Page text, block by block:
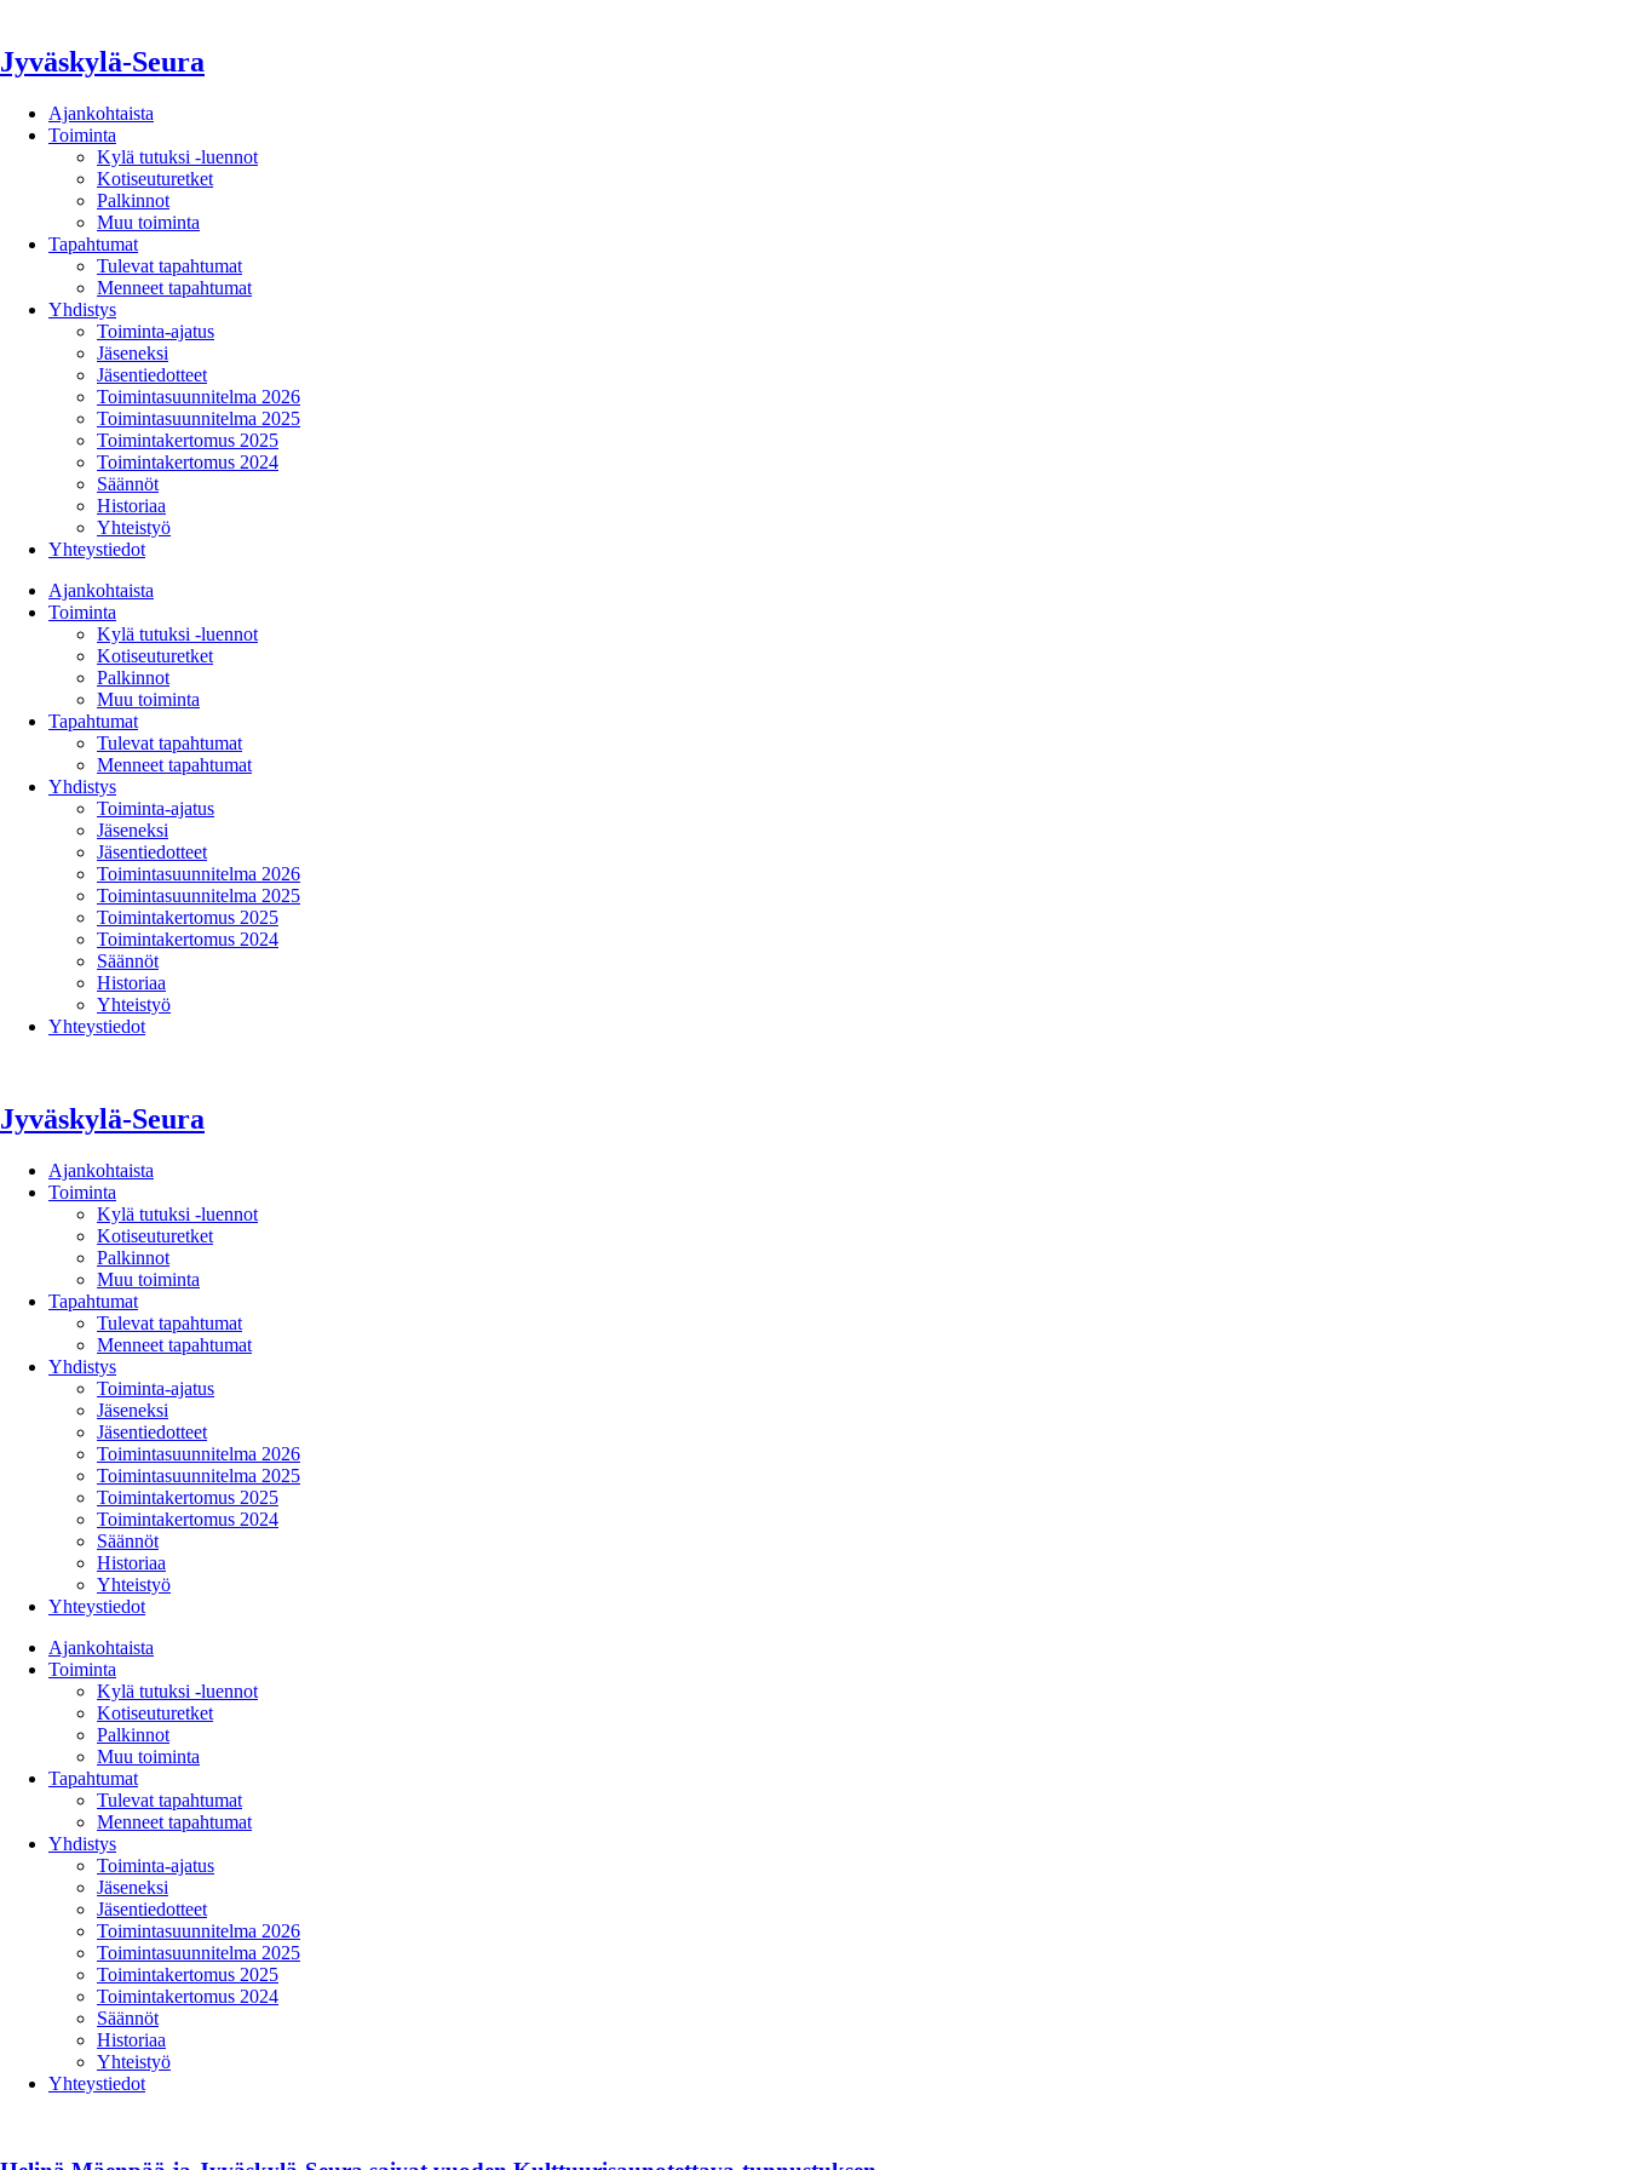
Jyväskylä-Seura
Ajankohtaista
Toiminta
Kylä tutuksi -luennot
Kotiseuturetket
Palkinnot
Muu toiminta
Tapahtumat
Tulevat tapahtumat
Menneet tapahtumat
Yhdistys
Toiminta-ajatus
Jäseneksi
Jäsentiedotteet
Toimintasuunnitelma 2026
Toimintasuunnitelma 2025
Toimintakertomus 2025
Toimintakertomus 2024
Säännöt
Historiaa
Yhteistyö
Yhteystiedot
Ajankohtaista
Toiminta
Kylä tutuksi -luennot
Kotiseuturetket
Palkinnot
Muu toiminta
Tapahtumat
Tulevat tapahtumat
Menneet tapahtumat
Yhdistys
Toiminta-ajatus
Jäseneksi
Jäsentiedotteet
Toimintasuunnitelma 2026
Toimintasuunnitelma 2025
Toimintakertomus 2025
Toimintakertomus 2024
Säännöt
Historiaa
Yhteistyö
Yhteystiedot
Jyväskylä-Seura
Ajankohtaista
Toiminta
Kylä tutuksi -luennot
Kotiseuturetket
Palkinnot
Muu toiminta
Tapahtumat
Tulevat tapahtumat
Menneet tapahtumat
Yhdistys
Toiminta-ajatus
Jäseneksi
Jäsentiedotteet
Toimintasuunnitelma 2026
Toimintasuunnitelma 2025
Toimintakertomus 2025
Toimintakertomus 2024
Säännöt
Historiaa
Yhteistyö
Yhteystiedot
Ajankohtaista
Toiminta
Kylä tutuksi -luennot
Kotiseuturetket
Palkinnot
Muu toiminta
Tapahtumat
Tulevat tapahtumat
Menneet tapahtumat
Yhdistys
Toiminta-ajatus
Jäseneksi
Jäsentiedotteet
Toimintasuunnitelma 2026
Toimintasuunnitelma 2025
Toimintakertomus 2025
Toimintakertomus 2024
Säännöt
Historiaa
Yhteistyö
Yhteystiedot